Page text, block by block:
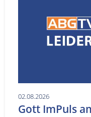
02.08.2026
Gott ImPuls